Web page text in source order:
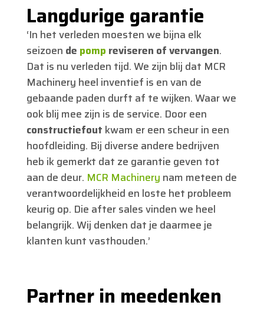
Langdurige garantie
‘In het verleden moesten we bijna elk
seizoen de pomp reviseren of vervangen.
Dat is nu verleden tijd. We zijn blij dat MCR
Machinery heel inventief is en van de
gebaande paden durft af te wijken. Waar we
ook blij mee zijn is de service. Door een
constructiefout kwam er een scheur in een
hoofdleiding. Bij diverse andere bedrijven
heb ik gemerkt dat ze garantie geven tot
aan de deur. MCR Machinery nam meteen de
verantwoordelijkheid en loste het probleem
keurig op. Die after sales vinden we heel
belangrijk. Wij denken dat je daarmee je
klanten kunt vasthouden.’
Partner in meedenken